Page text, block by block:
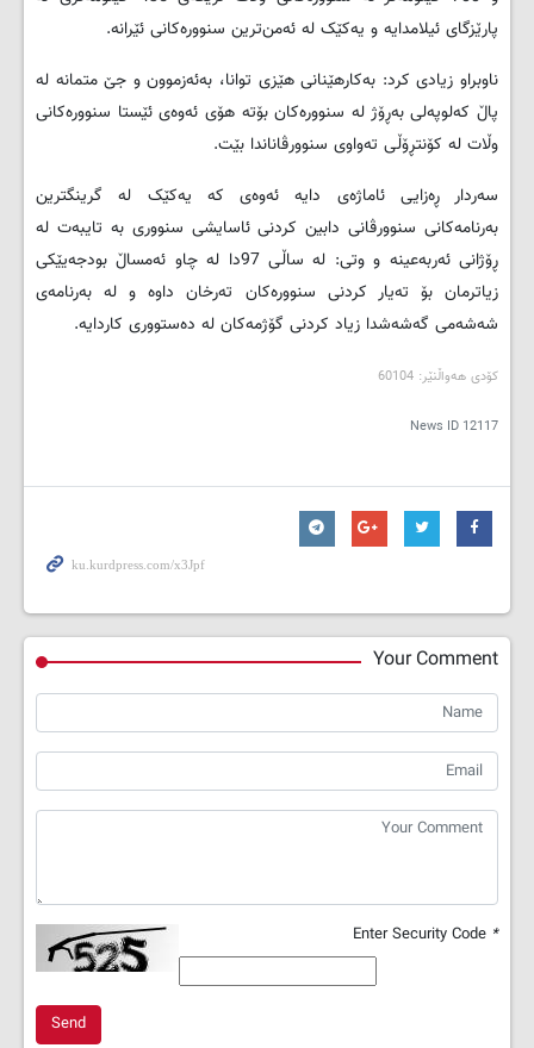
پارێزگای ئیلامدایه‌ و یه‌کێک له‌ ئه‌من‌ترین سنووره‌کانی ئێرانه‌.
ناوبراو زیادی کرد: به‌کارهێنانی هێزی توانا، به‌ئه‌زموون و جێ متمانه‌ له‌
پاڵ که‌لوپه‌لی به‌ڕۆژ له‌ سنووره‌کان بۆته‌ هۆی ئه‌وه‌ی ئێستا سنووره‌کانی
وڵات له‌ کۆنتڕۆڵی ته‌واوی سنوورڤاناندا بێت.
سه‌ردار ڕه‌زایی ئاماژه‌ی دایه‌ ئه‌وه‌ی که‌ یه‌کێک له‌ گرینگترین
به‌رنامه‌کانی سنوورڤانی دابین کردنی ئاسایشی سنووری به‌ تایبه‌ت له‌
ڕۆژانی ئه‌ربه‌عینه‌ و وتی: له‌ ساڵی 97دا له‌ چاو ئه‌مساڵ بودجه‌یێکی
زیاترمان بۆ ته‌یار کردنی سنووره‌کان ته‌رخان داوه‌ و له‌ به‌رنامه‌ی
شه‌شه‌می گه‌شه‌شدا زیاد کردنی گۆژمه‌کان له‌ ده‌ستووری کاردایه‌.
کۆدی هه‌واڵنێر: 60104
News ID 12117
Your Comment
*
Send